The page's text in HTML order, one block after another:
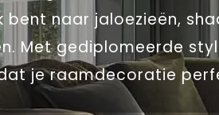
naar jaloezieën,
Met gediplomeerde
je raamdecoratie